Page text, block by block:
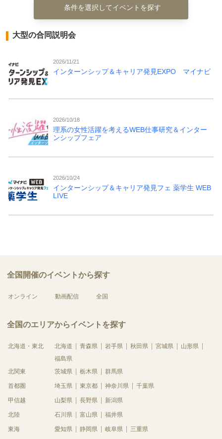
条件を選択してイベントを探す
大型の合同説明会
2026/11/21
インターンシップ＆キャリア発見EXPO マイナビ
2026/10/18
理系の女性活躍を考えるWEB仕事研究＆インター
ンシップフェア
2026/10/24
インターンシップ＆キャリア発見フェ 薬学生 WEB
LIVE
全国開催のイベントから探す
オンライン 動画配信 全国
全国のエリアからイベントを探す
北海道・東北 北海道 青森県 岩手県 秋田県 宮城県
山形県
福島県
北関東
茨城県 栃木県 群馬県
首都圏 埼玉県 東京都 神奈川県 千葉県
甲信越 山梨県 長野県 新潟県
北陸 石川県 富山県 福井県
東海 愛知県 静岡県 岐阜県 三重県